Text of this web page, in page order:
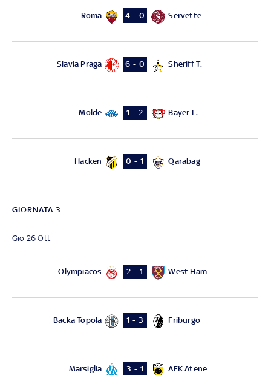
Roma 4 - 0 Servette
Slavia Praga 6 - 0 Sheriff T.
Molde 1 - 2 Bayer L.
Hacken 0 - 1 Qarabag
GIORNATA 3
Gio 26 Ott
Olympiacos 2 - 1 West Ham
Backa Topola 1 - 3 Friburgo
Marsiglia 3 - 1 AEK Atene